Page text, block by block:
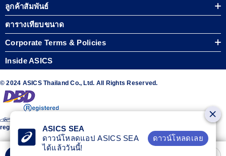
ลูกค้าสัมพันธ์
ตารางเทียบขนาด
Corporate Terms & Policies
Inside ASICS
© 2024 ASICS Thailand Co., Ltd. All Rights Reserved.
The stripe design featured on the sides of the ASICS® shoes is a
registered trademark of ASICS Corporation
ASICS SEA
ดาวน์โหลดแอป ASICS SEA
ได้แล้ววันนี้!
ดาวน์โหลดเลย